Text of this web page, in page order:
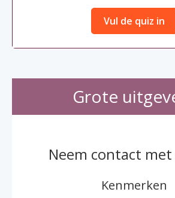
Vul de quiz in
Grote
Neem contact
Kenmerken